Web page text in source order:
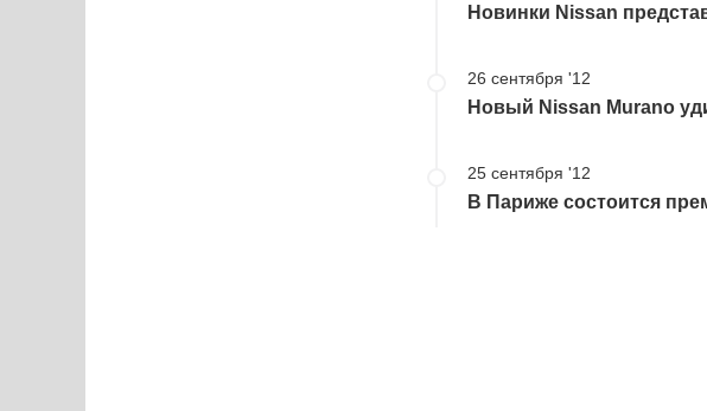
Новинки Nissan
26 сентября '12
Новый Nissan Murano
25 сентября '12
В Париже состоится